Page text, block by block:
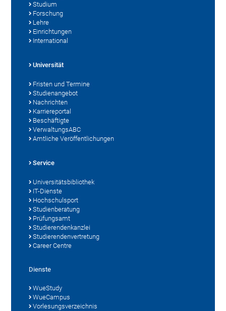
Studium
Forschung
Lehre
Einrichtungen
International
Universität
Fristen und Termine
Studienangebot
Nachrichten
Karriereportal
Beschäftigte
VerwaltungsABC
Amtliche Veröffentlichungen
Service
Universitätsbibliothek
IT-Dienste
Hochschulsport
Studienberatung
Prüfungsamt
Studierendenkanzlei
Studierendenvertretung
Career Centre
Dienste
WueStudy
WueCampus
Vorlesungsverzeichnis